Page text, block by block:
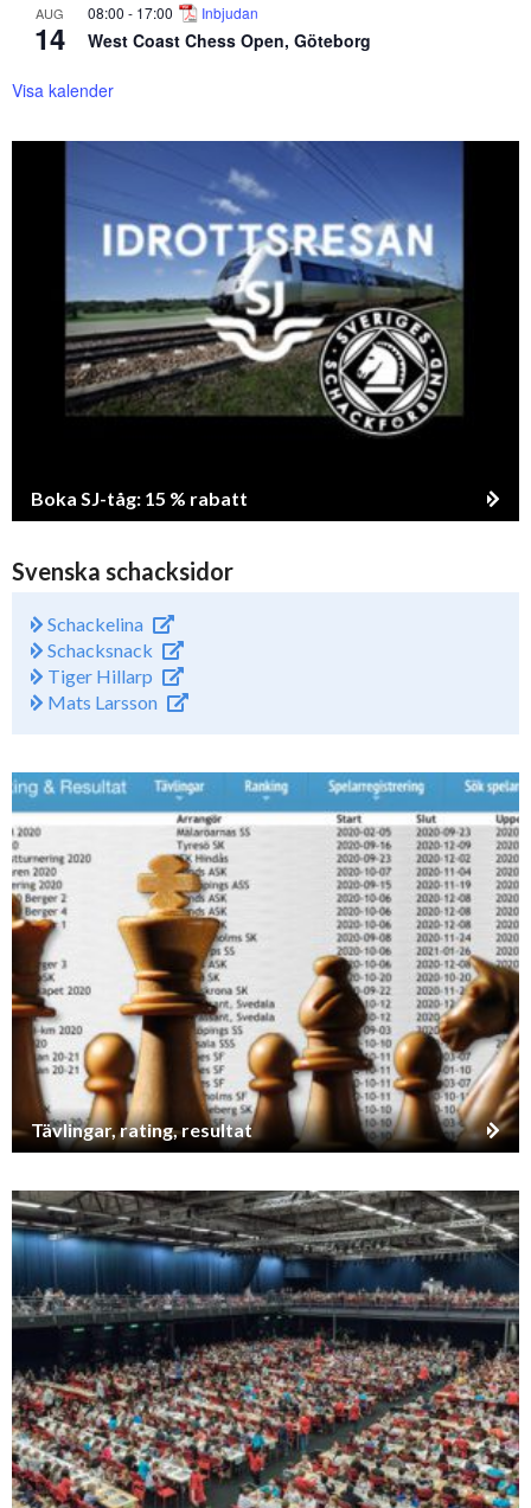
AUG
14
08:00 - 17:00 Inbjudan
West Coast Chess Open, Göteborg
Visa kalender
Boka SJ-tåg: 15 % rabatt
Svenska schacksidor
Schackelina
Schacksnack
Tiger Hillarp
Mats Larsson
Tävlingar, rating, resultat